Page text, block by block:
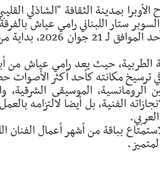
بمدينة الثقافة "الشاذلي
ستار اللبناني رامي عياش
للموسيقى، بقيادة المايسترو يوسف بالهاني،
الطربية، حيث يعد رامي عياش من
ترسيخ مكانته كأحد أكثر الأصوات
الرومانسية، الموسيقى الشرقية،
الفنية، بل أيضا لالتزامه بالعمل
بباقة من أشهر أعمال الفنان